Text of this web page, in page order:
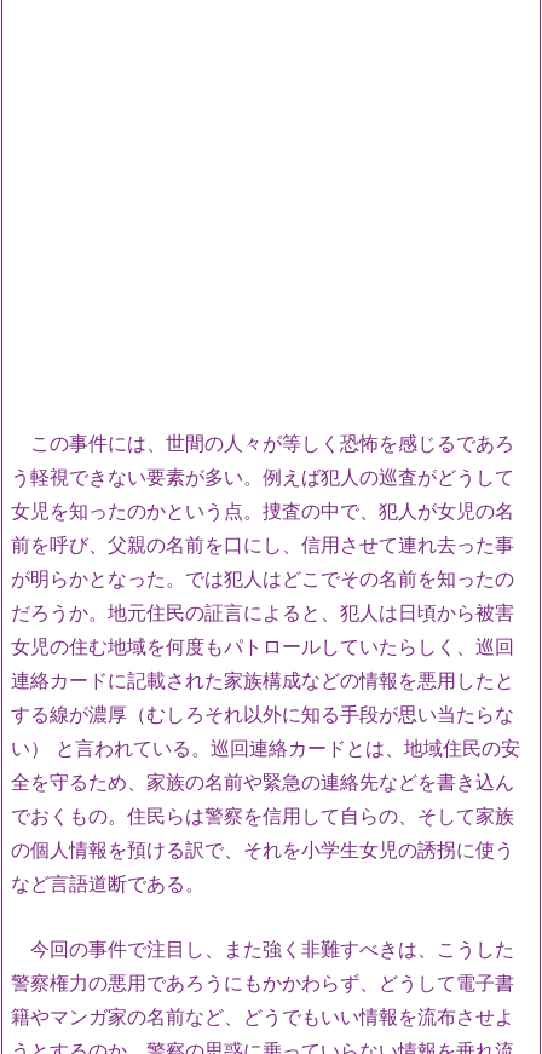
この事件には、世間の人々が等しく恐怖を感じるであろ
う軽視できない要素が多い。例えば犯人の巡査がどうして
女児を知ったのかという点。捜査の中で、犯人が女児の名
前を呼び、父親の名前を口にし、信用させて連れ去った事
が明らかとなった。では犯人はどこでその名前を知ったの
だろうか。地元住民の証言によると、犯人は日頃から被害
女児の住む地域を何度もパトロールしていたらしく、巡回
連絡カードに記載された家族構成などの情報を悪用したと
する線が濃厚（むしろそれ以外に知る手段が思い当たらな
い） と言われている。巡回連絡カードとは、地域住民の安
全を守るため、家族の名前や緊急の連絡先などを書き込ん
でおくもの。住民らは警察を信用して自らの、そして家族
の個人情報を預ける訳で、それを小学生女児の誘拐に使う
など言語道断である。
今回の事件で注目し、また強く非難すべきは、こうした
警察権力の悪用であろうにもかかわらず、どうして電子書
籍やマンガ家の名前など、どうでもいい情報を流布させよ